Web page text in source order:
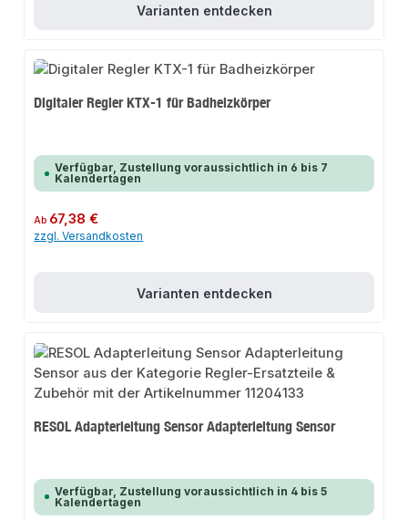
Varianten entdecken
Digitaler Regler KTX-1 für Badheizkörper
Verfügbar, Zustellung voraussichtlich in 6 bis 7
Kalendertagen
Regulärer Preis:
Ab 67,38 €
zzgl. Versandkosten
Varianten entdecken
RESOL Adapterleitung Sensor Adapterleitung Sensor
Verfügbar, Zustellung voraussichtlich in 4 bis 5
Kalendertagen